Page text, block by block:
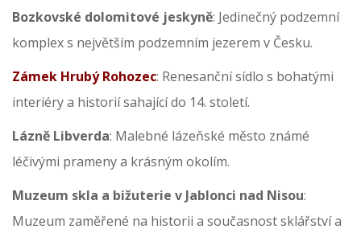
Bozkovské dolomitové jeskyně: Jedinečný podzemní
komplex s největším podzemním jezerem v Česku.
Zámek Hrubý Rohozec: Renesanční sídlo s bohatými
interiéry a historií sahající do 14. století.
Lázně Libverda: Malebné lázeňské město známé
léčivými prameny a krásným okolím.
Muzeum skla a bižuterie v Jablonci nad Nisou:
Muzeum zaměřené na historii a současnost sklářství a